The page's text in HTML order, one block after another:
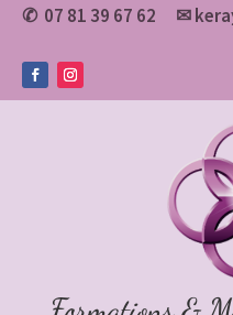
✆ 07 81 39 67 62 ✉